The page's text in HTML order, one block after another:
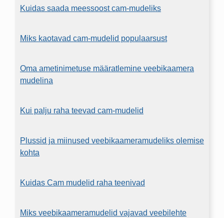
Kuidas saada meessoost cam-mudeliks
Miks kaotavad cam-mudelid populaarsust
Oma ametinimetuse määratlemine veebikaamera
mudelina
Kui palju raha teevad cam-mudelid
Plussid ja miinused veebikaameramudeliks olemise
kohta
Kuidas Cam mudelid raha teenivad
Miks veebikaameramudelid vajavad veebilehte